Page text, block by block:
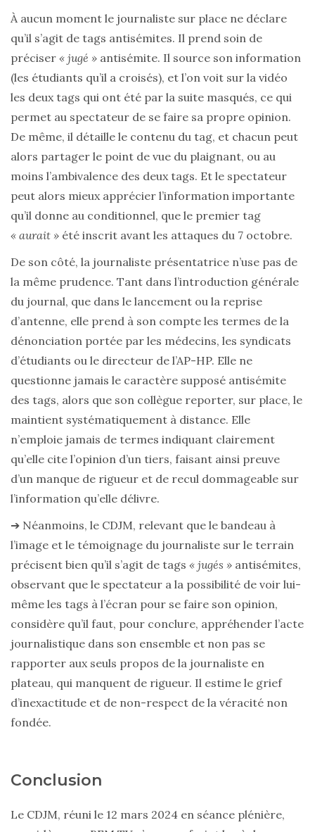
À aucun moment le journaliste sur place ne déclare
qu’il s’agit de tags antisémites. Il prend soin de
préciser « jugé » antisémite. Il source son information
(les étudiants qu’il a croisés), et l’on voit sur la vidéo
les deux tags qui ont été par la suite masqués, ce qui
permet au spectateur de se faire sa propre opinion.
De même, il détaille le contenu du tag, et chacun peut
alors partager le point de vue du plaignant, ou au
moins l’ambivalence des deux tags. Et le spectateur
peut alors mieux apprécier l’information importante
qu’il donne au conditionnel, que le premier tag
« aurait » été inscrit avant les attaques du 7 octobre.
De son côté, la journaliste présentatrice n’use pas de
la même prudence. Tant dans l’introduction générale
du journal, que dans le lancement ou la reprise
d’antenne, elle prend à son compte les termes de la
dénonciation portée par les médecins, les syndicats
d’étudiants ou le directeur de l’AP-HP. Elle ne
questionne jamais le caractère supposé antisémite
des tags, alors que son collègue reporter, sur place, le
maintient systématiquement à distance. Elle
n’emploie jamais de termes indiquant clairement
qu’elle cite l’opinion d’un tiers, faisant ainsi preuve
d’un manque de rigueur et de recul dommageable sur
l’information qu’elle délivre.
➔ Néanmoins, le CDJM, relevant que le bandeau à
l’image et le témoignage du journaliste sur le terrain
précisent bien qu’il s’agit de tags « jugés » antisémites,
observant que le spectateur a la possibilité de voir lui-
même les tags à l’écran pour se faire son opinion,
considère qu’il faut, pour conclure, appréhender l’acte
journalistique dans son ensemble et non pas se
rapporter aux seuls propos de la journaliste en
plateau, qui manquent de rigueur. Il estime le grief
d’inexactitude et de non-respect de la véracité non
fondée.
Conclusion
Le CDJM, réuni le 12 mars 2024 en séance plénière,